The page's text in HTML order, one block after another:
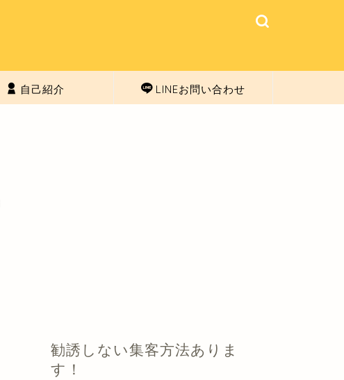
自己紹介 LINEお問い合わせ
勧誘しない集客方法ありま
す！